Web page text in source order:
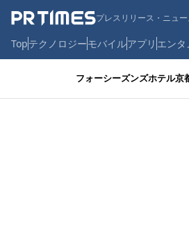
プレスリリース・ニュ
Topテクノロジーモバイルアプリ エンタ
フォーシーズンズホテル京